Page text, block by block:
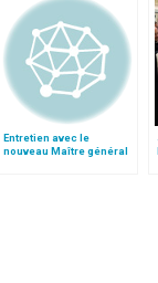
Entretien avec le
nouveau Maître général